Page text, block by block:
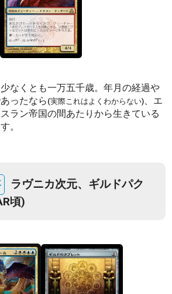
なくとも一万五千歳。年月の経過や
ったなら(実際これはよくわからない)、エ
ラン帝国の間あたりから生きている
。
ラヴニカ次元、ギルドパク
頃)